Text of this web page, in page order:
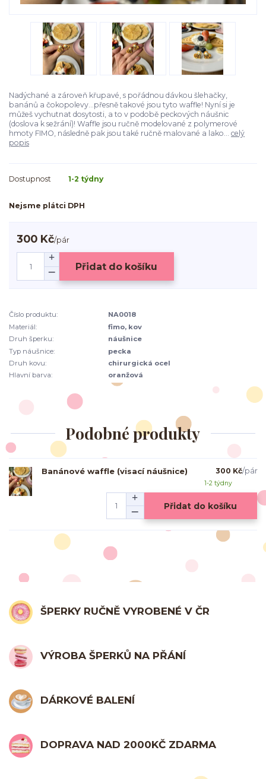
Nadýchané a zároveň křupavé, s pořádnou dávkou šlehačky,
banánů a čokopolevy...přesně takové jsou tyto waffle! Nyní si je
můžeš vychutnat dosytosti, a to v podobě peckových náušnic
(doslova k sežrání)! Waffle jsou ručně modelované z polymerové
hmoty FIMO, následně pak jsou také ručně malované a lako... celý
popis
Dostupnost 1-2 týdny
Nejsme plátci DPH
300 Kč/pár
Přidat do košíku
Číslo produktu:
NA0018
Materiál:
fimo, kov
Druh šperku:
náušnice
Typ náušnice:
pecka
Druh kovu:
chirurgická ocel
Hlavní barva:
oranžová
Podobné produkty
Banánové waffle (visací náušnice) 300 Kč/pár
1-2 týdny
Přidat do košíku
ŠPERKY RUČNĚ VYROBENÉ V ČR
VÝROBA ŠPERKŮ NA PŘÁNÍ
DÁRKOVÉ BALENÍ
DOPRAVA NAD 2000KČ ZDARMA